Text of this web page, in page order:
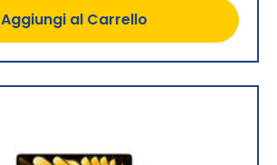
Aggiungi al Carrello